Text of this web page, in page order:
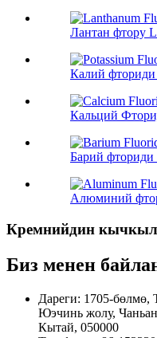
Лантан фтору
Калий
Кальций
Барий фториди
Алюминий
Кремнийдин кычкыл
Биз менен
Дареги: 1705-
Юэчинь жолу,
Кытай, 050000